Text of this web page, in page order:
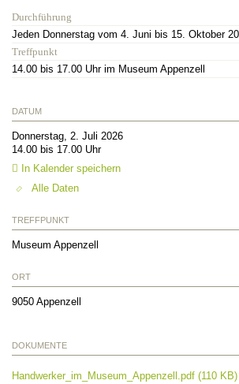
Durchführung
Jeden Donnerstag vom 4. Juni bis 15. Oktober
Treffpunkt
14.00 bis 17.00 Uhr im Museum Appenzell
DATUM
Donnerstag, 2. Juli 2026
14.00 bis 17.00 Uhr
In Kalender speichern
Alle Daten
TREFFPUNKT
Museum Appenzell
ORT
9050 Appenzell
DOKUMENTE
Handwerker_im_Museum_Appenzell.pdf (110 KB)